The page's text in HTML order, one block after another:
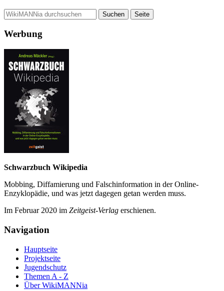
Werbung
Schwarzbuch Wikipedia
Mobbing, Diffamierung und Falsch­information in der Online-
Enzyklo­pädie, und was jetzt da­gegen getan werden muss.
Im Februar 2020 im Zeit­geist-Verlag erschienen.
Navigation
Hauptseite
Projektseite
Jugendschutz
Themen A - Z
Über WikiMANNia